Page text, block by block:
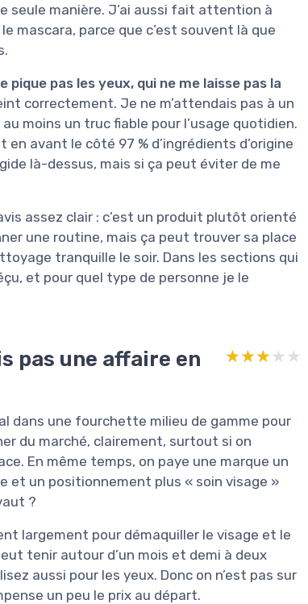
seule manière. J’ai aussi fait attention à
mascara, parce que c’est souvent là que
pique pas les yeux, qui ne me laisse pas la
correctement. Je ne m’attendais pas à un
moins un truc fiable pour l’usage quotidien.
avant le côté 97 % d’ingrédients d’origine
là-dessus, mais si ça peut éviter de me
assez clair : c’est un produit plutôt orienté
une routine, mais ça peut trouver sa place
tranquille le soir. Dans les sections qui
et pour quel type de personne je le
pas une affaire en
★★★★★
★★★★★
dans une fourchette milieu de gamme pour
du marché, clairement, surtout si on
En même temps, on paye une marque un
et un positionnement plus « soin visage »
?
largement pour démaquiller le visage et le
tenir autour d’un mois et demi à deux
aussi pour les yeux. Donc on n’est pas sur
un peu le prix au départ.